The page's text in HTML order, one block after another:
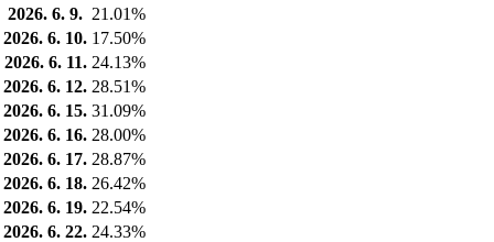
2026. 6. 9. 21.01%
2026. 6. 10. 17.50%
2026. 6. 11. 24.13%
2026. 6. 12. 28.51%
2026. 6. 15. 31.09%
2026. 6. 16. 28.00%
2026. 6. 17. 28.87%
2026. 6. 18. 26.42%
2026. 6. 19. 22.54%
2026. 6. 22. 24.33%